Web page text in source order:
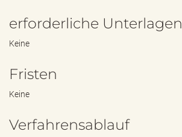
erforderliche Unterlagen
Keine
Fristen
Keine
Verfahrensablauf